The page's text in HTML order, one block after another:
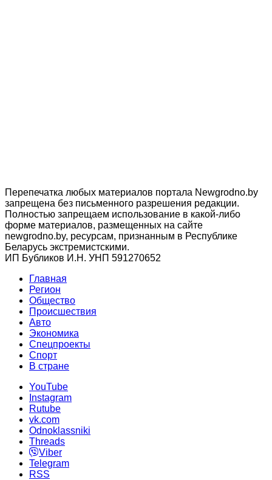
Перепечатка любых материалов портала Newgrodno.by
запрещена без письменного разрешения редакции.
Полностью запрещаем использование в какой-либо
форме материалов, размещенных на сайте
newgrodno.by, ресурсам, признанным в Республике
Беларусь экстремистскими.
ИП Бубликов И.Н. УНП 591270652
Главная
Регион
Общество
Происшествия
Авто
Экономика
Спецпроекты
Cпорт
В стране
YouTube
Instagram
Rutube
vk.com
Odnoklassniki
Threads
Viber
Telegram
RSS